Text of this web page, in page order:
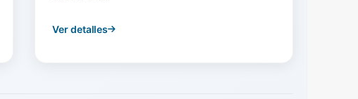
Ver detalles